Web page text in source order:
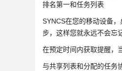
排名第一和任务列表
SYNCS在您的移动设备
步，这样您就永远不会忘
在预定时间内获取提醒，
与共享列表和分配的任务